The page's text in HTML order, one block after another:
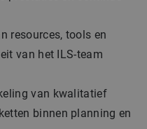
resources, tools en
van het ILS-team
van kwalitatief
binnen planning en